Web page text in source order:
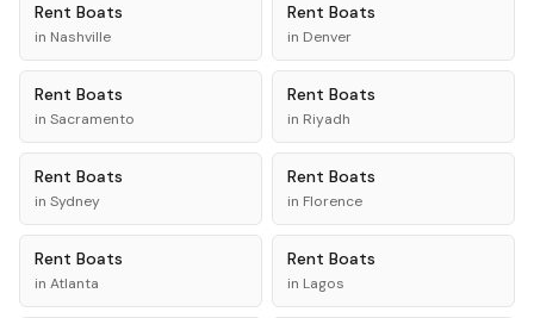
Rent Boats
in Nashville
Rent Boats
in Denver
Rent Boats
in Sacramento
Rent Boats
in Riyadh
Rent Boats
in Sydney
Rent Boats
in Florence
Rent Boats
in Atlanta
Rent Boats
in Lagos